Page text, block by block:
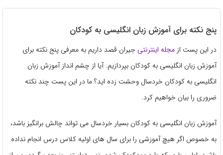
پنج نکته برای آموزش زبان انگلیسی به کودکان
در این پست از مجله اینترنتی جیران قصد داریم به معرفی پنج نکته برای
آموزش زبان انگلیسی به کودکان بپردازیم. آیا از چشم انداز آموزش زبان
انگلیسی به کودکان خردسال وحشت زده اید؟ ما در این پست چند نکته
ضروری را بیان خواهیم کرد.
آموزش زبان انگلیسی به کودکان بسیار خردسال می تواند چالش برانگیز باشد،
به خصوص اگر هیچ آموزشی را برای سال های اولیه کلاس درس انجام نداده